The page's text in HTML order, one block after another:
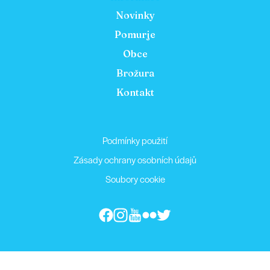
Novinky
Pomurje
Obce
Brožura
Kontakt
Podmínky použití
Zásady ochrany osobních údajů
Soubory cookie